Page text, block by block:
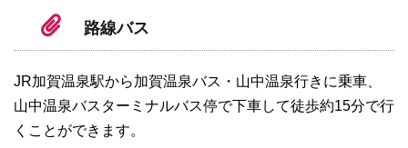
路線バス
JR加賀温泉駅から加賀温泉バス・山中温泉行きに乗車、
山中温泉バスターミナルバス停で下車して徒歩約15分で行
くことができます。